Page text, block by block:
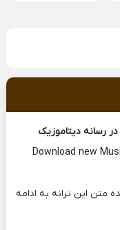
در رسانه دیتاموزیک
Download new
متن این ترانه به ادامه